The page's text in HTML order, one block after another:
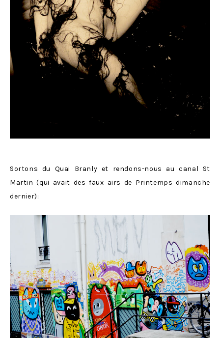
Sortons du Quai Branly et rendons-nous au canal St
Martin (qui avait des faux airs de Printemps dimanche
dernier):